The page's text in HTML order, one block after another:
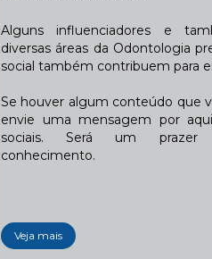
Alguns influenciadores e
diversas áreas da Odontologia
social também contribuem para
Se houver algum conteúdo que
envie uma mensagem por
sociais. Será um prazer
conhecimento.
Veja mais